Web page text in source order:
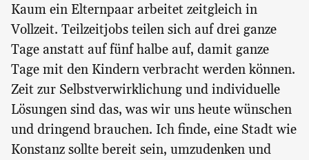
Kaum ein Elternpaar arbeitet zeitgleich in
Vollzeit. Teilzeitjobs teilen sich auf drei ganze
Tage anstatt auf fünf halbe auf, damit ganze
Tage mit den Kindern verbracht werden können.
Zeit zur Selbstverwirklichung und individuelle
Lösungen sind das, was wir uns heute wünschen
und dringend brauchen. Ich finde, eine Stadt wie
Konstanz sollte bereit sein, umzudenken und